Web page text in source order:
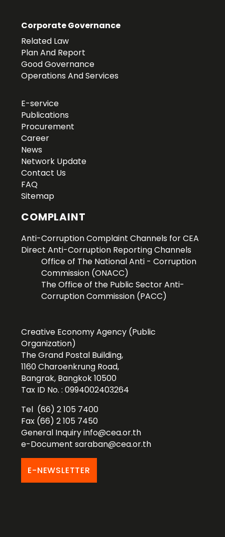
Corporate Governance
Related Law
Plan And Report
Good Governance
Operations And Services
E-service
Publications
Procurement
Career
News
Network Update
Contact Us
FAQ
Sitemap
COMPLAINT
Anti-Corruption Complaint Channels for CEA
Direct Anti-Corruption Reporting Channels
Office of The National Anti - Corruption
Commission (ONACC)
The Office of the Public Sector Anti-
Corruption Commission (PACC)
Creative Economy Agency (Public
Organization)
The Grand Postal Building,
1160 Charoenkrung Road,
Bangrak, Bangkok 10500
Tax ID No. : 0994002403264
Tel (66) 2 105 7400
Fax (66) 2 105 7450
General Inquiryinfo@cea.or.th
e-Documentsaraban@cea.or.th
E-NEWSLETTER